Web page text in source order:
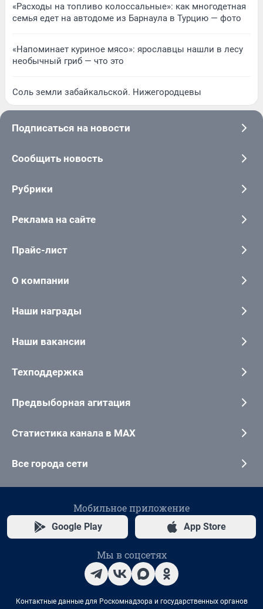
«Расходы на топливо колоссальные»: как многодетная
семья едет на автодоме из Барнаула в Турцию — фото
«Напоминает куриное мясо»: ярославцы нашли в лесу
необычный гриб — что это
Соль земли забайкальской. Нижегородцевы
Подписаться на новости
Сообщить новость
Рубрики
Реклама на сайте
Прайс-лист
О компании
Наши награды
Наши вакансии
Техподдержка
Предвыборная агитация
Статистика канала в MAX
Все города сети
Мобильное приложение
Google Play App Store
Мы в соцсетях
Контактные данные для Роскомнадзора и государственных органов